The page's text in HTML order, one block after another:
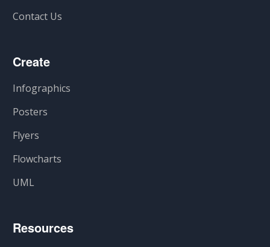
Contact Us
Create
Infographics
Posters
Flyers
Flowcharts
UML
Resources